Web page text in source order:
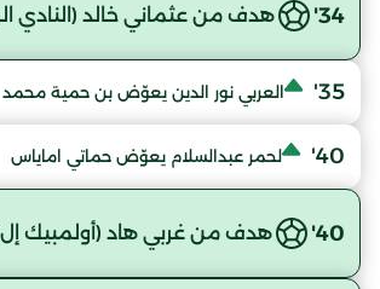
34' هدف من عثماني خالد (النادي
35' العربي نور الدين يعوّض بن حمية محمد
40' لحمر عبدالسلام يعوّض حماتي اماياس
40' هدف من غربي هاد (أولمبيك